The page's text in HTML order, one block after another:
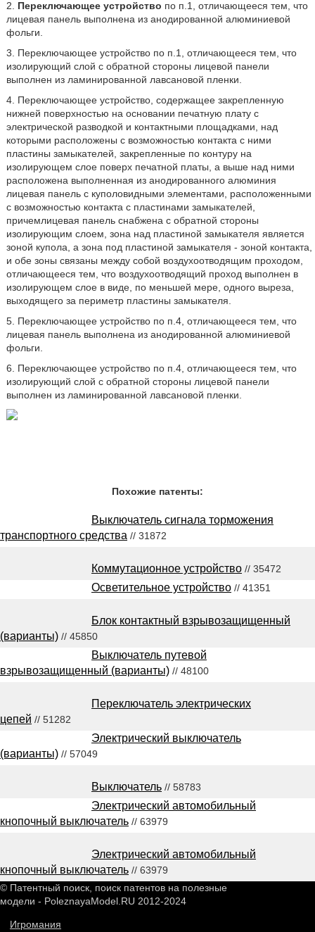
2. Переключающее устройство по п.1, отличающееся тем, что
лицевая панель выполнена из анодированной алюминиевой
фольги.
3. Переключающее устройство по п.1, отличающееся тем, что
изолирующий слой с обратной стороны лицевой панели
выполнен из ламинированной лавсановой пленки.
4. Переключающее устройство, содержащее закрепленную
нижней поверхностью на основании печатную плату с
электрической разводкой и контактными площадками, над
которыми расположены с возможностью контакта с ними
пластины замыкателей, закрепленные по контуру на
изолирующем слое поверх печатной платы, а выше над ними
расположена выполненная из анодированного алюминия
лицевая панель с куполовидными элементами, расположенными
с возможностью контакта с пластинами замыкателей,
причемлицевая панель снабжена с обратной стороны
изолирующим слоем, зона над пластиной замыкателя является
зоной купола, а зона под пластиной замыкателя - зоной контакта,
и обе зоны связаны между собой воздухоотводящим проходом,
отличающееся тем, что воздухоотводящий проход выполнен в
изолирующем слое в виде, по меньшей мере, одного выреза,
выходящего за периметр пластины замыкателя.
5. Переключающее устройство по п.4, отличающееся тем, что
лицевая панель выполнена из анодированной алюминиевой
фольги.
6. Переключающее устройство по п.4, отличающееся тем, что
изолирующий слой с обратной стороны лицевой панели
выполнен из ламинированной лавсановой пленки.
Похожие патенты:
Выключатель сигнала торможения
транспортного средства // 31872
Коммутационное устройство // 35472
Осветительное устройство // 41351
Блок контактный взрывозащищенный
(варианты) // 45850
Выключатель путевой
взрывозащищенный (варианты) // 48100
Переключатель электрических
цепей // 51282
Электрический выключатель
(варианты) // 57049
Выключатель // 58783
Электрический автомобильный
кнопочный выключатель // 63979
Электрический автомобильный
кнопочный выключатель // 63979
© Патентный поиск, поиск патентов на полезные
модели - PoleznayaModel.RU 2012-2024
Игромания